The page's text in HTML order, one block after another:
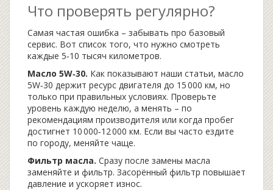
Что проверять регулярно?
Самая частая ошибка – забывать про базовый
сервис. Вот список того, что нужно смотреть
каждые 5‑10 тысяч километров.
Масло 5W‑30. Как показывают наши статьи, масло
5W‑30 держит ресурс двигателя до 15 000 км, но
только при правильных условиях. Проверьте
уровень каждую неделю, а менять – по
рекомендациям производителя или когда пробег
достигнет 10 000‑12 000 км. Если вы часто ездите
по городу, меняйте чаще.
Фильтр масла. Сразу после замены масла
заменяйте и фильтр. Засорённый фильтр повышает
давление и ускоряет износ.